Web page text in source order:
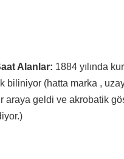
Alanlar: 1884 yılında
biliniyor (hatta marka ,
araya geldi ve akrobatik